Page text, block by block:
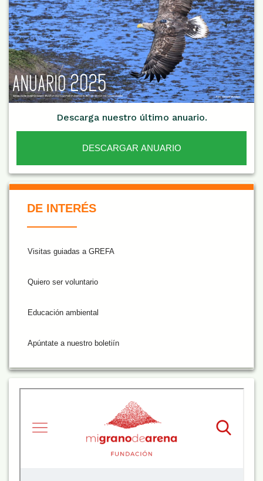
Descarga nuestro último anuario.
DESCARGAR ANUARIO
De Interés NARANJA
DE INTERÉS
Visitas guiadas a GREFA
Quiero ser voluntario
Educación ambiental
Apúntate a nuestro boletiín